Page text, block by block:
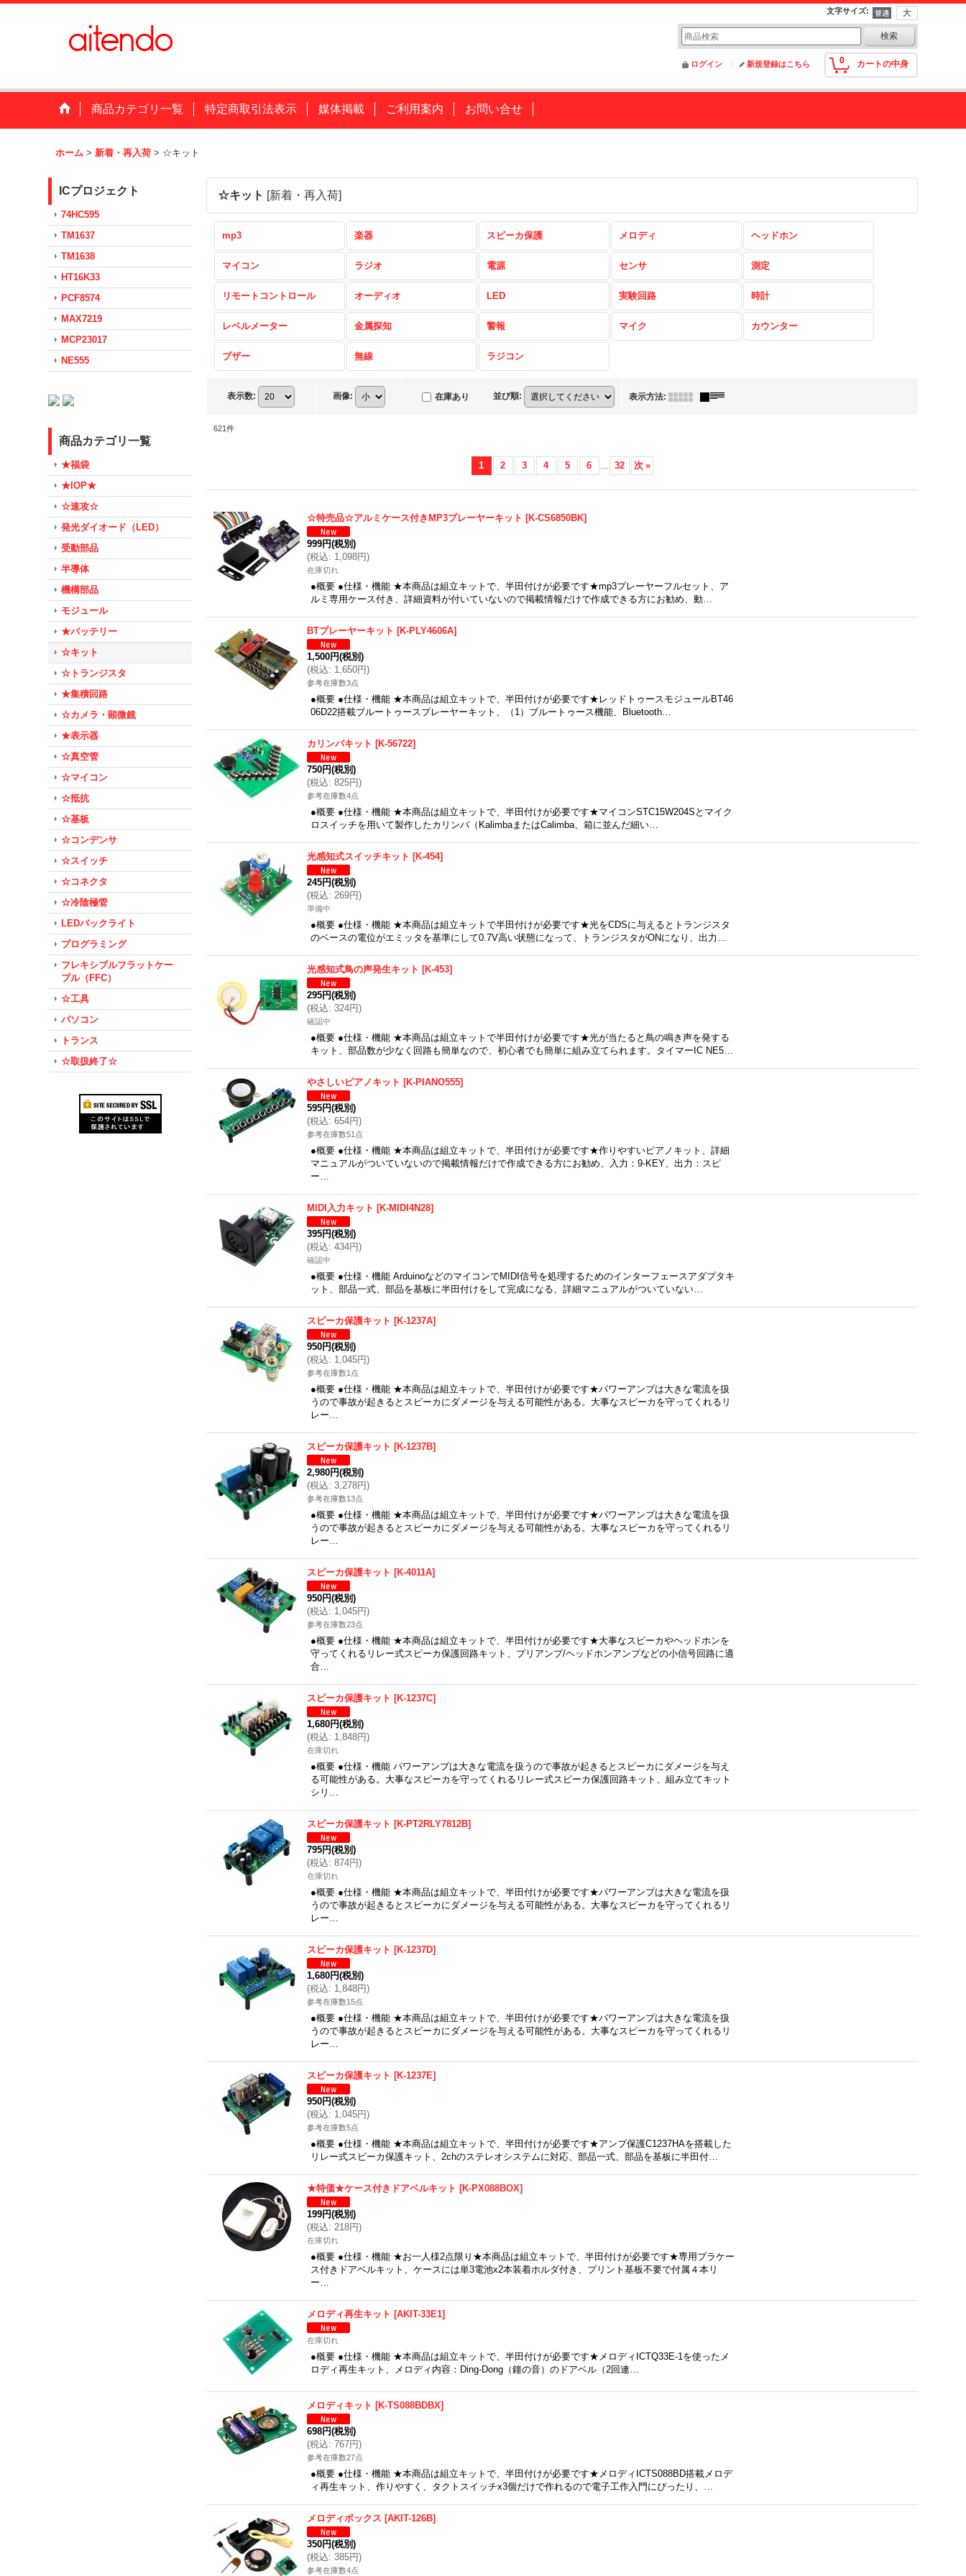
文字サイズ:
0 カートの中身
ログイン 新規登録はこちら
商品カテゴリ一覧 特定商取引法表示 媒体掲載 ご利用案内 お問い合せ
ホーム > 新着・再入荷 > ☆キット
ICプロジェクト
74HC595
TM1637
TM1638
HT16K33
PCF8574
MAX7219
MCP23017
NE555
商品カテゴリ一覧
★福袋
★IOP★
☆速攻☆
発光ダイオード（LED）
受動部品
半導体
機構部品
モジュール
★バッテリー
☆キット
☆トランジスタ
★集積回路
☆カメラ・顕微鏡
★表示器
☆真空管
☆マイコン
☆抵抗
☆基板
☆コンデンサ
☆スイッチ
☆コネクタ
☆冷陰極管
LEDバックライト
プログラミング
フレキシブルフラットケー
ブル（FFC）
☆工具
パソコン
トランス
☆取扱終了☆
☆キット [新着・再入荷]
mp3 楽器 スピーカ保護 メロディ ヘッドホン
マイコン ラジオ 電源 センサ 測定
リモートコントロール オーディオ LED 実験回路 時計
レベルメーター 金属探知 警報 マイク カウンター
ブザー 無線 ラジコン
表示数: 画像: 在庫あり 並び順: 表示方法:
621件
1 2 3 4 5 6 ... 32 次 »
☆特売品☆アルミケース付きMP3プレーヤーキット [K-CS6850BK]
999円(税別)
(税込: 1,098円)
在庫切れ
●概要 ●仕様・機能 ★本商品は組立キットで、半田付けが必要です★mp3プレーヤーフルセット、ア
ルミ専用ケース付き、詳細資料が付いていないので掲載情報だけで作成できる方にお勧め、動…
BTプレーヤーキット [K-PLY4606A]
1,500円(税別)
(税込: 1,650円)
参考在庫数3点
●概要 ●仕様・機能 ★本商品は組立キットで、半田付けが必要です★レッドトゥースモジュールBT46
06D22搭載ブルートゥースプレーヤーキット、（1）ブルートゥース機能、Bluetooth…
カリンバキット [K-56722]
750円(税別)
(税込: 825円)
参考在庫数4点
●概要 ●仕様・機能 ★本商品は組立キットで、半田付けが必要です★マイコンSTC15W204Sとマイク
ロスイッチを用いて製作したカリンバ（KalimbaまたはCalimba、箱に並んだ細い…
光感知式スイッチキット [K-454]
245円(税別)
(税込: 269円)
準備中
●概要 ●仕様・機能 ★本商品は組立キットで半田付けが必要です★光をCDSに与えるとトランジスタ
のベースの電位がエミッタを基準にして0.7V高い状態になって、トランジスタがONになり、出力…
光感知式鳥の声発生キット [K-453]
295円(税別)
(税込: 324円)
確認中
●概要 ●仕様・機能 ★本商品は組立キットで半田付けが必要です★光が当たると鳥の鳴き声を発する
キット、部品数が少なく回路も簡単なので、初心者でも簡単に組み立てられます。タイマーIC NE5…
やさしいピアノキット [K-PIANO555]
595円(税別)
(税込: 654円)
参考在庫数51点
●概要 ●仕様・機能 ★本商品は組立キットで、半田付けが必要です★作りやすいピアノキット、詳細
マニュアルがついていないので掲載情報だけで作成できる方にお勧め、入力：9-KEY、出力：スピ
ー…
MIDI入力キット [K-MIDI4N28]
395円(税別)
(税込: 434円)
確認中
●概要 ●仕様・機能 ArduinoなどのマイコンでMIDI信号を処理するためのインターフェースアダプタキ
ット、部品一式、部品を基板に半田付けをして完成になる、詳細マニュアルがついていない…
スピーカ保護キット [K-1237A]
950円(税別)
(税込: 1,045円)
参考在庫数1点
●概要 ●仕様・機能 ★本商品は組立キットで、半田付けが必要です★パワーアンプは大きな電流を扱
うので事故が起きるとスピーカにダメージを与える可能性がある。大事なスピーカを守ってくれるリ
レー…
スピーカ保護キット [K-1237B]
2,980円(税別)
(税込: 3,278円)
参考在庫数13点
●概要 ●仕様・機能 ★本商品は組立キットで、半田付けが必要です★パワーアンプは大きな電流を扱
うので事故が起きるとスピーカにダメージを与える可能性がある。大事なスピーカを守ってくれるリ
レー…
スピーカ保護キット [K-4011A]
950円(税別)
(税込: 1,045円)
参考在庫数23点
●概要 ●仕様・機能 ★本商品は組立キットで、半田付けが必要です★大事なスピーカやヘッドホンを
守ってくれるリレー式スピーカ保護回路キット、プリアンプ/ヘッドホンアンプなどの小信号回路に適
合…
スピーカ保護キット [K-1237C]
1,680円(税別)
(税込: 1,848円)
在庫切れ
●概要 ●仕様・機能 パワーアンプは大きな電流を扱うので事故が起きるとスピーカにダメージを与え
る可能性がある。大事なスピーカを守ってくれるリレー式スピーカ保護回路キット、組み立てキット
シリ…
スピーカ保護キット [K-PT2RLY7812B]
795円(税別)
(税込: 874円)
在庫切れ
●概要 ●仕様・機能 ★本商品は組立キットで、半田付けが必要です★パワーアンプは大きな電流を扱
うので事故が起きるとスピーカにダメージを与える可能性がある。大事なスピーカを守ってくれるリ
レー…
スピーカ保護キット [K-1237D]
1,680円(税別)
(税込: 1,848円)
参考在庫数15点
●概要 ●仕様・機能 ★本商品は組立キットで、半田付けが必要です★パワーアンプは大きな電流を扱
うので事故が起きるとスピーカにダメージを与える可能性がある。大事なスピーカを守ってくれるリ
レー…
スピーカ保護キット [K-1237E]
950円(税別)
(税込: 1,045円)
参考在庫数5点
●概要 ●仕様・機能 ★本商品は組立キットで、半田付けが必要です★アンプ保護C1237HAを搭載した
リレー式スピーカ保護キット、2chのステレオシステムに対応、部品一式、部品を基板に半田付…
★特価★ケース付きドアベルキット [K-PX088BOX]
199円(税別)
(税込: 218円)
在庫切れ
●概要 ●仕様・機能 ★お一人様2点限り★本商品は組立キットで、半田付けが必要です★専用プラケー
ス付きドアベルキット、ケースには単3電池x2本装着ホルダ付き、プリント基板不要で付属４本リ
ー…
メロディ再生キット [AKIT-33E1]
在庫切れ
●概要 ●仕様・機能 ★本商品は組立キットで、半田付けが必要です★メロディICTQ33E-1を使ったメ
ロディ再生キット、メロディ内容：Ding-Dong（鐘の音）のドアベル（2回連…
メロディキット [K-TS088BDBX]
698円(税別)
(税込: 767円)
参考在庫数27点
●概要 ●仕様・機能 ★本商品は組立キットで、半田付けが必要です★メロディICTS088BD搭載メロデ
ィ再生キット、作りやすく、タクトスイッチx3個だけで作れるので電子工作入門にぴったり、…
メロディボックス [AKIT-126B]
350円(税別)
(税込: 385円)
参考在庫数4点